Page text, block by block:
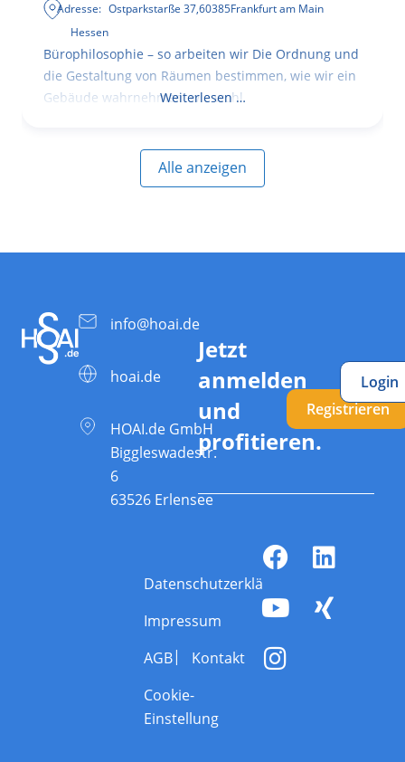
Adresse: Ostparkstarße 37,60385Frankfurt am Main
Hessen
Bürophilosophie – so arbeiten wir Die Ordnung und
die Gestaltung von Räumen bestimmen, wie wir ein
Gebäude wahrnehmen, wie wohl
Weiterlesen …
Alle anzeigen
info@hoai.de
hoai.de
HOAI.de GmbH
Biggleswadestr.
6
63526 Erlensee
Jetzt
anmelden
und
profitieren.
Registrieren
Login
Datenschutzerklärung
Impressum
AGB
Kontakt
Cookie-
Einstellung